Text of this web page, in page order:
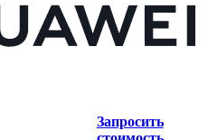
Запросить